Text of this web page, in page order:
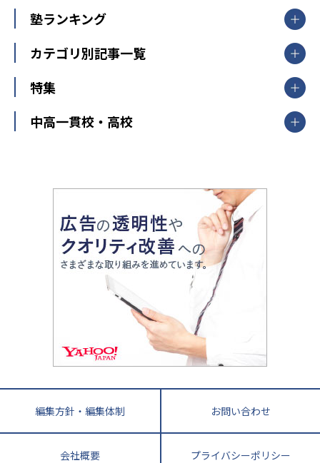
関東
東京都
神奈川県
茨城県
栃木県
群馬県
新潟県
中部
愛知県
静岡県
長野県
大阪府
兵庫県 京都府 奈良県
和歌山県
鳥取県
島根県 岡山県 広島県
香川県
高知県
長崎県 熊本県
鹿児島県 沖縄県
東京個別指導学院
明光義塾
個別教室のトライ
武田塾
個別指導
オンライン指導
塾ランキング
中学受験ランキング
カテゴリ別記事一覧
中学受験
大学受験
教育全般
大学受験塾の選び方
中学受験に熱心な市区町村ランキング
小学校受験
家庭教師
特集
開成番長直伝！子どもの受験を成功させる方法
運動と遊びを考える
情報Ⅰ、数学が苦手な人注目！最短距離の学力
アップ法
悩み多き「大学受験」相談室
英語・英会話・英検対策
小学校教師が解説！中学受験のリアル
教育ジャーナリストが徹底解説！ 大学受験の羅
中高一貫校・高校
大学入試改革
ママテクエグザム
進化する中高一貫校・高校
編集方針・編集体制 お問い合わせ
会社概要 プライバシーポリシー